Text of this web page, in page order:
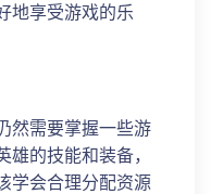
地享受游戏的乐
然需要掌握一些游
的技能和装备，
学会合理分配资源